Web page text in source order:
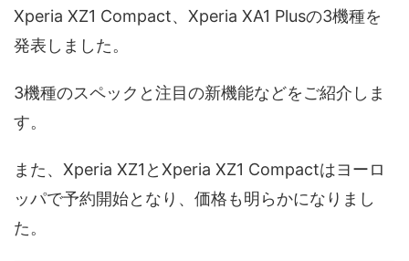
Xperia XZ1 Compact、Xperia XA1 Plusの3機種を
発表しました。
3機種のスペックと注目の新機能などをご紹介しま
す。
また、Xperia XZ1とXperia XZ1 Compactはヨーロ
ッパで予約開始となり、価格も明らかになりまし
た。